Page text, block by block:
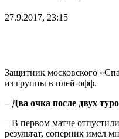
27.9.2017, 23:15
Защитник московского
из группы в плей-офф.
– Два очка после двух
– В первом матче
результат, соперник имел